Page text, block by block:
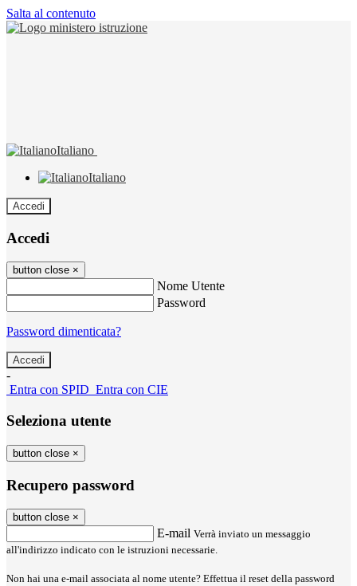
Salta al contenuto
Italiano
Italiano
Accedi
Accedi
button close ×
Nome Utente
Password
Password dimenticata?
-
Entra con SPID Entra con CIE
Seleziona utente
button close ×
Recupero password
button close ×
E-mail Verrà inviato un messaggio
all'indirizzo indicato con le istruzioni necessarie.
Non hai una e-mail associata al nome utente? Effettua il reset della password